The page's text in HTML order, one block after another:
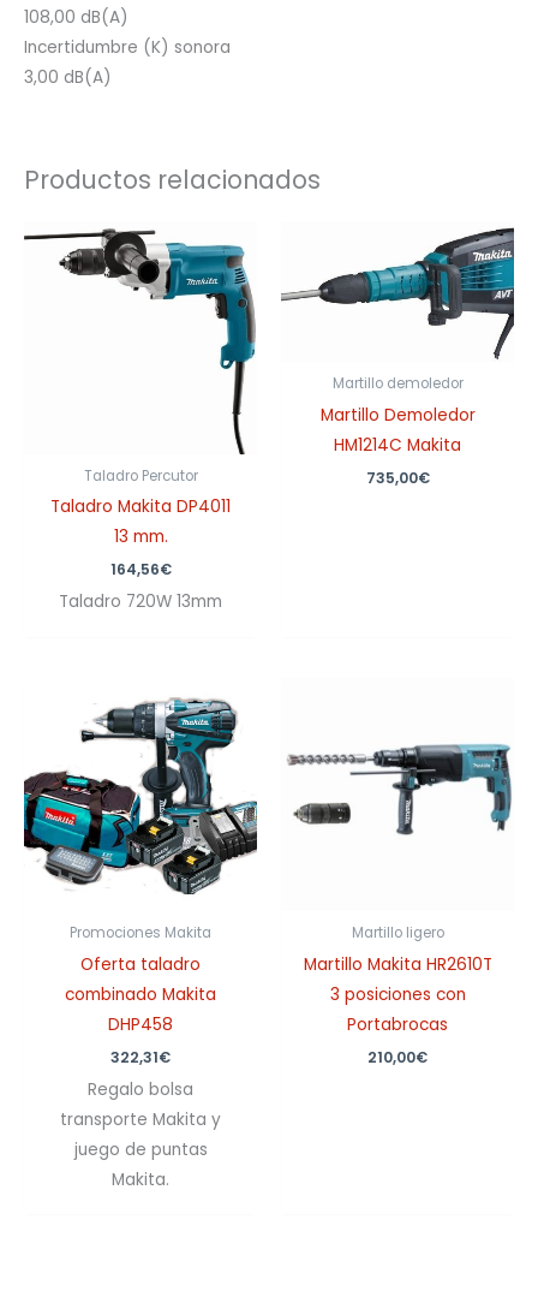
108,00 dB(A)
Incertidumbre (K) sonora
3,00 dB(A)
Productos relacionados
Taladro Percutor
Taladro Makita DP4011
13 mm.
164,56€
Taladro 720W 13mm
Martillo demoledor
Martillo Demoledor
HM1214C Makita
735,00€
Promociones Makita
Oferta taladro
combinado Makita
DHP458
322,31€
Regalo bolsa
transporte Makita y
juego de puntas
Makita.
Martillo ligero
Martillo Makita HR2610T
3 posiciones con
Portabrocas
210,00€